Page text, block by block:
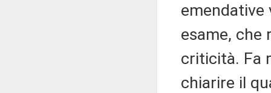
emendative
esame, che
criticità. Fa
chiarire il